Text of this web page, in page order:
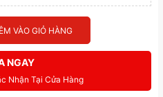
VÀO GIỎ HÀNG
NGAY
Nhận Tại Cửa Hàng